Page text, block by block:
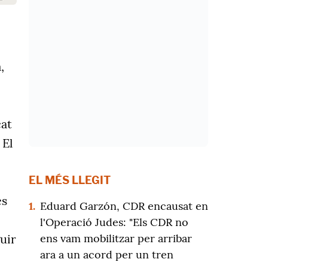
EL MÉS LLEGIT
1. Eduard Garzón, CDR encausat en
l'Operació Judes: "Els CDR no
ens vam mobilitzar per arribar
ara a un acord per un tren